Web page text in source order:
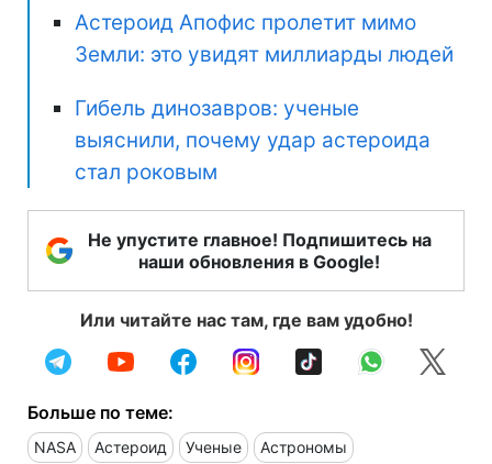
Астероид Апофис пролетит мимо
Земли: это увидят миллиарды людей
Гибель динозавров: ученые
выяснили, почему удар астероида
стал роковым
Не упустите главное! Подпишитесь на
наши обновления в Google!
Или читайте нас там, где вам удобно!
Больше по теме:
NASA Астероид Ученые Астрономы